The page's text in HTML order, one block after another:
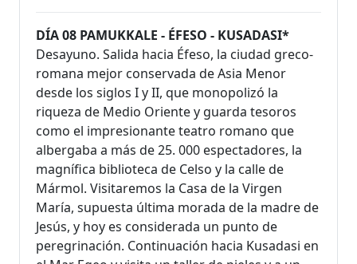
DÍA 08 PAMUKKALE - ÉFESO - KUSADASI*
Desayuno. Salida hacia Éfeso, la ciudad greco-
romana mejor conservada de Asia Menor
desde los siglos I y II, que monopolizó la
riqueza de Medio Oriente y guarda tesoros
como el impresionante teatro romano que
albergaba a más de 25. 000 espectadores, la
magnífica biblioteca de Celso y la calle de
Mármol. Visitaremos la Casa de la Virgen
María, supuesta última morada de la madre de
Jesús, y hoy es considerada un punto de
peregrinación. Continuación hacia Kusadasi en